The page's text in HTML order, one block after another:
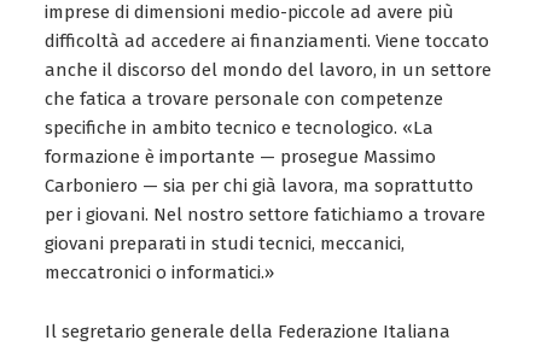
imprese di dimensioni medio-piccole ad avere più
difficoltà ad accedere ai finanziamenti. Viene toccato
anche il discorso del mondo del lavoro, in un settore
che fatica a trovare personale con competenze
specifiche in ambito tecnico e tecnologico. «La
formazione è importante — prosegue Massimo
Carboniero — sia per chi già lavora, ma soprattutto
per i giovani. Nel nostro settore fatichiamo a trovare
giovani preparati in studi tecnici, meccanici,
meccatronici o informatici.»
Il segretario generale della Federazione Italiana